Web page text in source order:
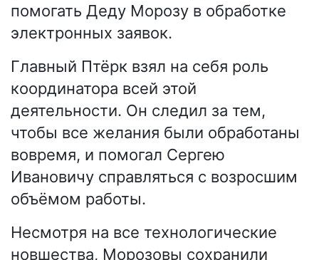
помогать Деду Морозу в обработке
электронных заявок.
Главный Птёрк взял на себя роль
координатора всей этой
деятельности. Он следил за тем,
чтобы все желания были обработаны
вовремя, и помогал Сергею
Ивановичу справляться с возросшим
объёмом работы.
Несмотря на все технологические
новшества, Морозовы сохранили